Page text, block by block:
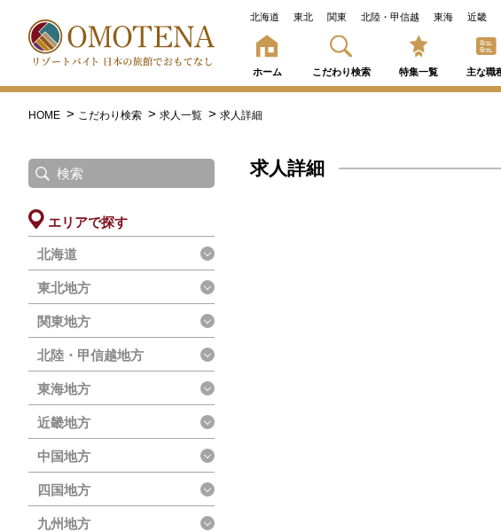
北海道 東北 関東 北陸・甲信越 東海 近畿
ホーム こだわり検索 特集一覧 主な職
HOME こだわり検索 求人一覧 求人詳細
エリアで探す
北海道
東北地方
関東地方
北陸・甲信越地方
東海地方
近畿地方
中国地方
四国地方
九州地方
求人詳細